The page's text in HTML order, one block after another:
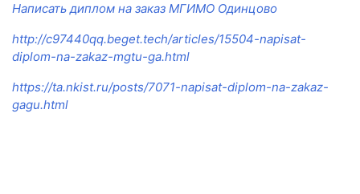
Написать диплом на заказ МГИМО Одинцово
http://c97440qq.beget.tech/articles/15504-napisat-
diplom-na-zakaz-mgtu-ga.html
https://ta.nkist.ru/posts/7071-napisat-diplom-na-zakaz-
gagu.html